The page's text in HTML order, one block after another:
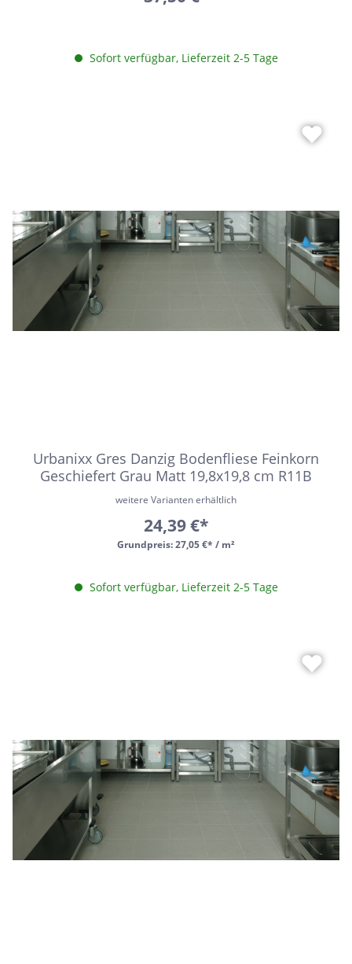
Sofort verfügbar, Lieferzeit 2-5 Tage
Urbanixx Gres Danzig Bodenfliese Feinkorn
Geschiefert Grau Matt 19,8x19,8 cm R11B
Grundpreis:27,05 €* / m²
weitere Varianten erhältlich
24,39 €*
Sofort verfügbar, Lieferzeit 2-5 Tage